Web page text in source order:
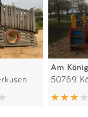
Am
50769